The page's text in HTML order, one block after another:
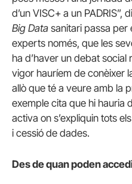
d’un VISC+ a un PADRIS”,
Big Data sanitari passa per
experts només, que les
ha d’haver un debat social
vigor hauríem de conèixer
allò que té a veure amb la
exemple cita que hi hauria
activa on s’expliquin tots
i cessió de dades.
Des de quan poden